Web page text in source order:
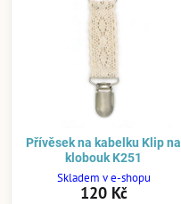
Přívěsek na kabelku Klip na
klobouk K251
Skladem v e-shopu
120 Kč